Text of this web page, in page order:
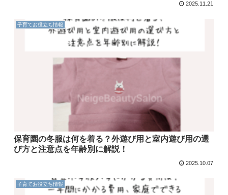
2025.11.21
子育てお役立ち情報
保育園の冬服は何を着る？外遊び用と室内遊び用の選
び方と注意点を年齢別に解説！
2025.10.07
子育てお役立ち情報